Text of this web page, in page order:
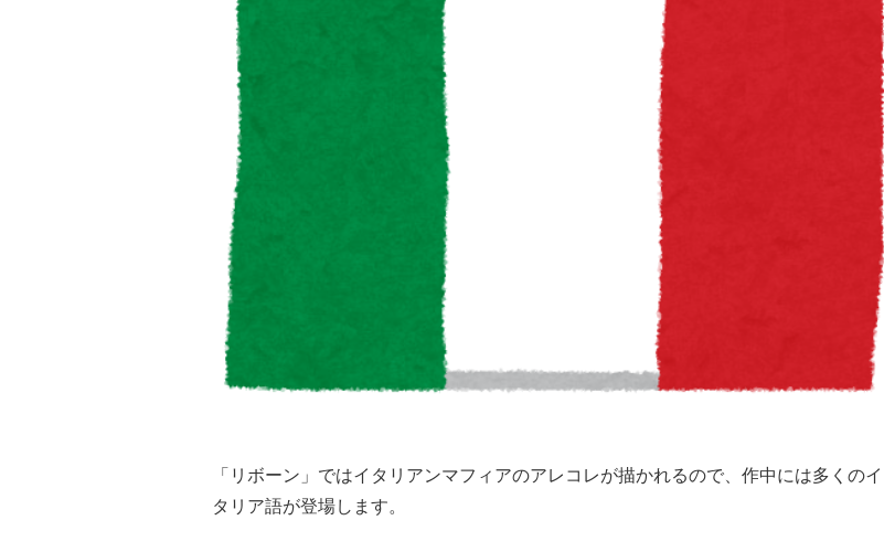
「リボーン」ではイタリアンマフィアのアレコレが描かれるので、作中には多くのイ
タリア語が登場します。